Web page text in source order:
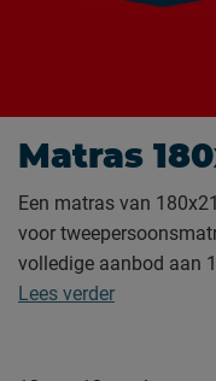
Matras
Een matras van
voor
volledige aanbod aan
Lees verder